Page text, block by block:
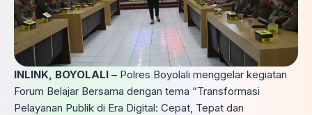
INLINK, BOYOLALI – Polres Boyolali menggelar kegiatan
Forum Belajar Bersama dengan tema “Transformasi
Pelayanan Publik di Era Digital: Cepat, Tepat dan